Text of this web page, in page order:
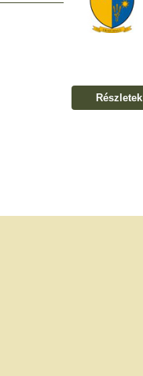
Részletek